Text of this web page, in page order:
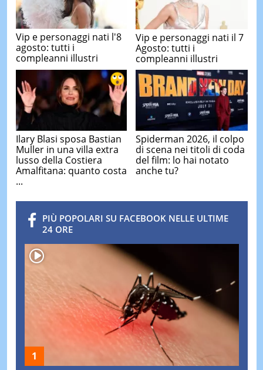
Vip e personaggi nati l'8
agosto: tutti i
compleanni illustri
Vip e personaggi nati il 7
Agosto: tutti i
compleanni illustri
Ilary Blasi sposa Bastian
Muller in una villa extra
lusso della Costiera
Amalfitana: quanto costa
...
Spiderman 2026, il colpo
di scena nei titoli di coda
del film: lo hai notato
anche tu?
PIÙ POPOLARI SU FACEBOOK NELLE ULTIME
24 ORE